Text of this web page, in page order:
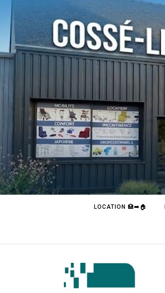
LOCATION 🏥➡️🏠